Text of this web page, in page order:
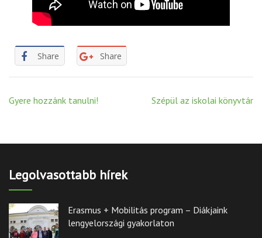
Share Share
Post
Gyere hozzánk tanulni! Szépül az iskolai könyvtár
Legolvasottabb hírek
Erasmus + Mobilitás program – Diákjaink
lengyelországi gyakorlaton